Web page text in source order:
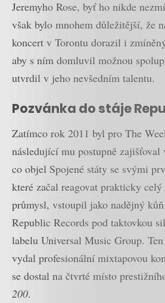
Jeremyho Rose, byť ho nikde
však bylo mnohem důležitější, že
koncert v Torontu dorazil i
aby s ním domluvil možnou
utvrdil v jeho nevšedním talentu.
Pozvánka do stáje
Zatímco rok 2011 byl pro The
následující mu postupně zajišťoval
co objel Spojené státy se svými
které začal reagovat prakticky
průmysl, vstoupil jako nadějný
Republic Records pod taktovkou
labelu Universal Music Group.
vydal profesionální mixtapovou
se dostal na čtvrté místo
200.